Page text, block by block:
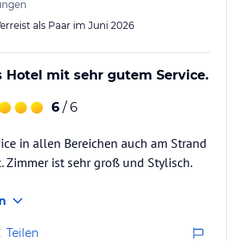
als Paar im Juni 2026
Hotel mit sehr gutem Service.
6 / 6
in allen Bereichen auch am Strand
Zimmer ist sehr groß und Stylisch.
Teilen